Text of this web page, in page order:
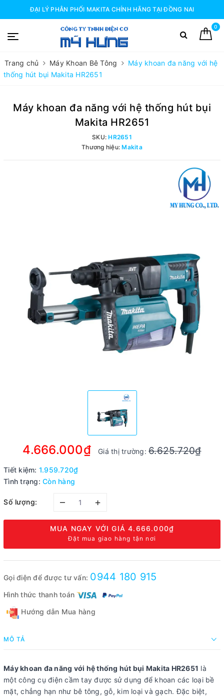
ĐẠI LÝ PHÂN PHỐI MAKITA CHÍNH HÃNG TẠI ĐỒNG NAI
0
Trang chủ Máy Khoan Bê Tông
Máy khoan đa năng với hệ
thống hút bụi Makita HR2651
Máy khoan đa năng với hệ thống hút bụi
Makita HR2651
SKU:HR2651
Thương hiệu:Makita
4.666.000₫ Giá thị trường:6.625.720₫
Tiết kiệm: 1.959.720₫
Tình trạng: Còn hàng
Số lượng: – +
MUA NGAY VỚI GIÁ4.666.000₫
Đặt mua giao hàng tận nơi
Gọi điện để được tư vấn: 0944 180 915
Hình thức thanh toán
Hướng dẫn Mua hàng
MÔ TẢ
Máy khoan đa năng với hệ thống hút bụi Makita HR2651 là
một công cụ điện cầm tay được sử dụng để khoan các loại bề
mặt, chẳng hạn như bê tông, gỗ, kim loại và gạch. Đặc biệt,